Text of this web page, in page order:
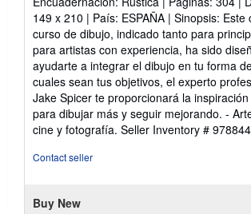
out
of
5
stars
149 x 210 | País: ESPAÑA | Sinopsis: Este
curso de dibujo, indicado tanto para
para artistas con experiencia, ha sido
ayudarte a integrar el dibujo en tu forma
cuales sean tus objetivos, el experto
Jake Spicer te proporcionará la
para dibujar más y seguir mejorando. -
cine y fotografía. Seller Inventory #
Contact seller
Buy New